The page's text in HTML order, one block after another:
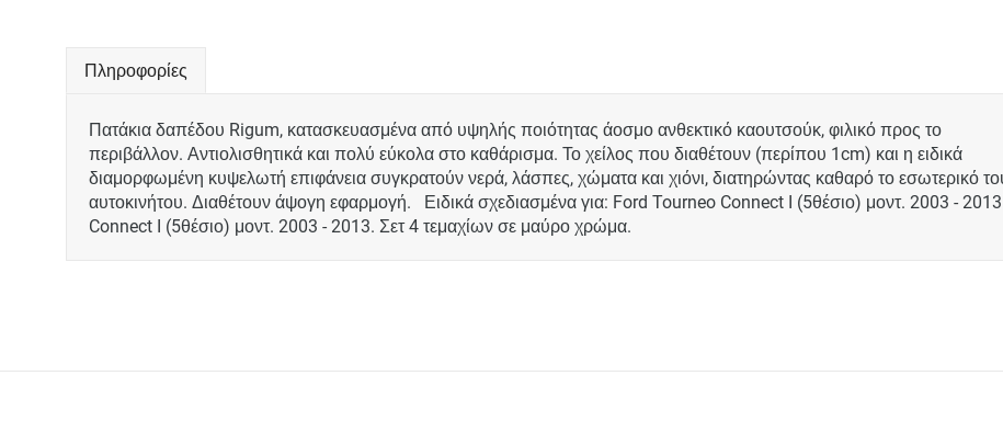
Πληροφορίες
Πατάκια δαπέδου Rigum, κατασκευασμένα από υψηλής ποιότητας άοσμο ανθεκτικό καουτσούκ, φιλικό προς το
περιβάλλον. Αντιολισθητικά και πολύ εύκολα στο καθάρισμα. Το χείλος που διαθέτουν (περίπου 1cm) και η ειδικά
διαμορφωμένη κυψελωτή επιφάνεια συγκρατούν νερά, λάσπες, χώματα και χιόνι, διατηρώντας καθαρό το εσωτερικό
αυτοκινήτου. Διαθέτουν άψογη εφαρμογή. Ειδικά σχεδιασμένα για: Ford Tourneo Connect I (5θέσιο) μοντ. 2003 -
Connect I (5θέσιο) μοντ. 2003 - 2013. Σετ 4 τεμαχίων σε μαύρο χρώμα.